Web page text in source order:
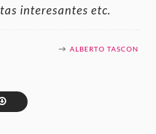
interesantes etc.
ALBERTO TASCON